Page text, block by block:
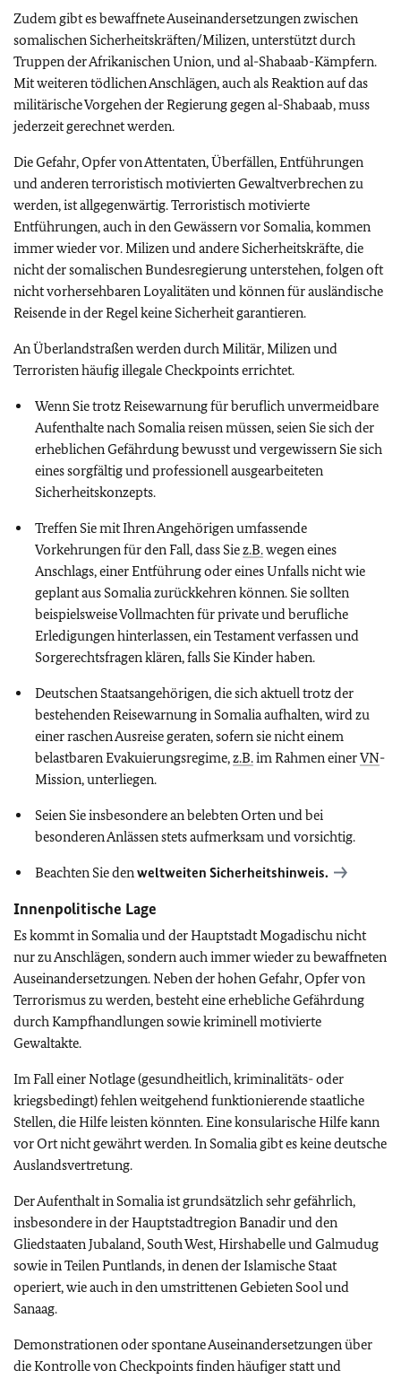
Zudem gibt es bewaffnete Auseinandersetzungen zwischen
somalischen Sicherheitskräften/Milizen, unterstützt durch
Truppen der Afrikanischen Union, und al-Shabaab-Kämpfern.
Mit weiteren tödlichen Anschlägen,auch als Reaktion auf das
militärische Vorgehen der Regierung gegen al-Shabaab, muss
jederzeit gerechnet werden.
Die Gefahr, Opfer von Attentaten, Überfällen, Entführungen
und anderen terroristisch motivierten Gewaltverbrechen zu
werden, ist allgegenwärtig. Terroristisch motivierte
Entführungen, auch in den Gewässern vor Somalia, kommen
immer wieder vor. Milizen und andere Sicherheitskräfte, die
nicht der somalischen Bundesregierung unterstehen, folgen oft
nicht vorhersehbaren Loyalitäten und können für ausländische
Reisende in der Regel keine Sicherheit garantieren.
An Überlandstraßen werden durch Militär, Milizen und
Terroristen häufig illegale Checkpoints errichtet.
Wenn Sie trotz Reisewarnung für beruflich unvermeidbare
Aufenthalte nach Somalia reisen müssen, seien Sie sich der
erheblichen Gefährdung bewusst und vergewissern Sie sich
eines sorgfältig und professionell ausgearbeiteten
Sicherheitskonzepts.
Treffen Sie mit Ihren Angehörigen umfassende
Vorkehrungen für den Fall, dass Siez.B.wegen eines
Anschlags, einer Entführung oder eines Unfalls nicht wie
geplant aus Somalia zurückkehren können. Sie sollten
beispielsweise Vollmachten für private und berufliche
Erledigungen hinterlassen, ein Testament verfassen und
Sorgerechtsfragen klären, falls Sie Kinder haben.
Deutschen Staatsangehörigen, die sich aktuell trotz der
bestehenden Reisewarnung in Somalia aufhalten, wird zu
einer raschen Ausreise geraten, sofern sie nicht einem
belastbaren Evakuierungsregime,z.B.im Rahmen einerVN-
Mission, unterliegen.
Seien Sie insbesondere an belebten Orten und bei
besonderen Anlässen stets aufmerksam und vorsichtig.
Beachten Sie denweltweiten Sicherheitshinweis.
Innenpolitische Lage
Es kommt in Somalia und der Hauptstadt Mogadischu nicht
nur zu Anschlägen, sondern auch immer wieder zu bewaffneten
Auseinandersetzungen. Neben der hohen Gefahr, Opfer von
Terrorismus zu werden, besteht eine erhebliche Gefährdung
durch Kampfhandlungen sowie kriminell motivierte
Gewaltakte.
Im Fall einer Notlage (gesundheitlich, kriminalitäts- oder
kriegsbedingt) fehlen weitgehend funktionierende staatliche
Stellen, die Hilfe leisten könnten. Eine konsularische Hilfe kann
vor Ort nicht gewährt werden. In Somalia gibt es keine deutsche
Auslandsvertretung.
Der Aufenthalt in Somalia ist grundsätzlich sehr gefährlich,
insbesondere in der Hauptstadtregion Banadir und den
Gliedstaaten Jubaland, South West, Hirshabelle und Galmudug
sowie in Teilen Puntlands, in denen der Islamische Staat
operiert, wie auch in den umstrittenen Gebieten Sool und
Sanaag.
Demonstrationen oder spontane Auseinandersetzungen über
die Kontrolle von Checkpoints finden häufiger statt und